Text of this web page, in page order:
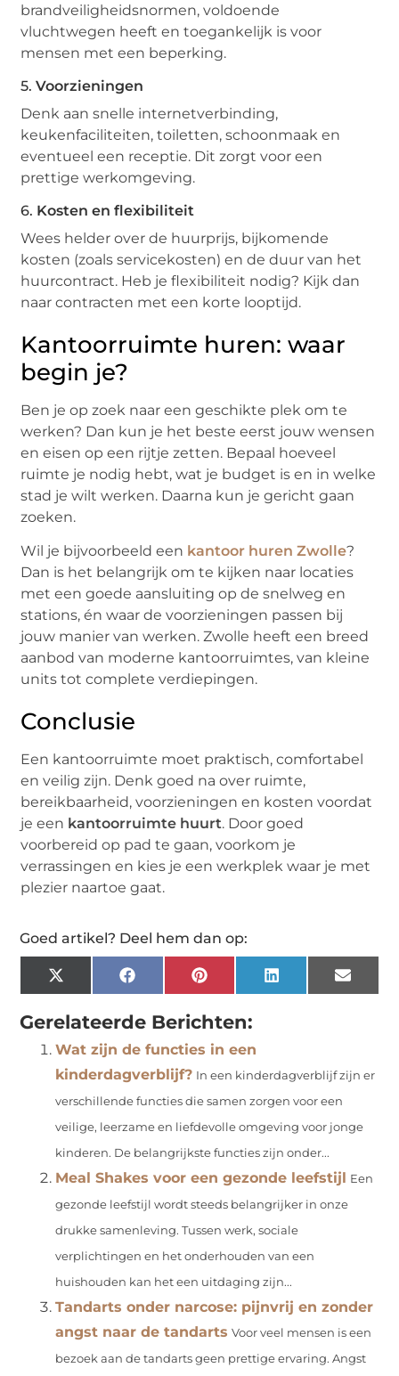
brandveiligheidsnormen, voldoende
vluchtwegen heeft en toegankelijk is voor
mensen met een beperking.
5.Voorzieningen
Denk aan snelle internetverbinding,
keukenfaciliteiten, toiletten, schoonmaak en
eventueel een receptie. Dit zorgt voor een
prettige werkomgeving.
6. Kosten en flexibiliteit
Wees helder over de huurprijs, bijkomende
kosten (zoals servicekosten) en de duur van het
huurcontract. Heb je flexibiliteit nodig? Kijk dan
naar contracten met een korte looptijd.
Kantoorruimte huren: waar
begin je?
Ben je op zoek naar een geschikte plek om te
werken? Dan kun je het beste eerst jouw wensen
en eisen op een rijtje zetten. Bepaal hoeveel
ruimte je nodig hebt, wat je budget is en in welke
stad je wilt werken. Daarna kun je gericht gaan
zoeken.
Wil je bijvoorbeeld een kantoor huren Zwolle?
Dan is het belangrijk om te kijken naar locaties
met een goede aansluiting op de snelweg en
stations, én waar de voorzieningen passen bij
jouw manier van werken. Zwolle heeft een breed
aanbod van moderne kantoorruimtes, van kleine
units tot complete verdiepingen.
Conclusie
Een kantoorruimte moet praktisch, comfortabel
en veilig zijn. Denk goed na over ruimte,
bereikbaarheid, voorzieningen en kosten voordat
je een kantoorruimte huurt. Door goed
voorbereid op pad te gaan, voorkom je
verrassingen en kies je een werkplek waar je met
plezier naartoe gaat.
Goed artikel? Deel hem dan op:
X
(Twitter)
FacebookPinterestLinkedInEmail
Gerelateerde Berichten:
Wat zijn de functies in een
kinderdagverblijf? In een kinderdagverblijf zijn er
verschillende functies die samen zorgen voor een
veilige, leerzame en liefdevolle omgeving voor jonge
kinderen. De belangrijkste functies zijn onder...
Meal Shakes voor een gezonde leefstijl Een
gezonde leefstijl wordt steeds belangrijker in onze
drukke samenleving. Tussen werk, sociale
verplichtingen en het onderhouden van een
huishouden kan het een uitdaging zijn...
Tandarts onder narcose: pijnvrij en zonder
angst naar de tandarts Voor veel mensen is een
bezoek aan de tandarts geen prettige ervaring. Angst